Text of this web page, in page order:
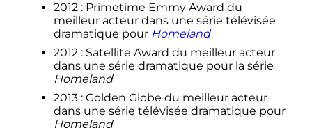
2012 : Primetime Emmy Award du
meilleur acteur dans une série télévisée
dramatique pour Homeland
2012 : Satellite Award du meilleur acteur
dans une série dramatique pour la série
Homeland
2013 : Golden Globe du meilleur acteur
dans une série télévisée dramatique pour
Homeland